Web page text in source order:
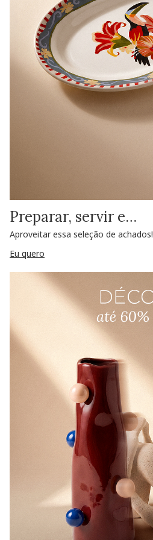
Preparar, servir e…
Aproveitar essa seleção de achados!
Eu quero